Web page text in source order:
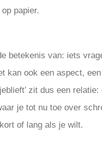
papier.
betekenis van: iets
kan ook een aspect,
zit dus een relatie:
je tot nu toe over
of lang als je wilt.